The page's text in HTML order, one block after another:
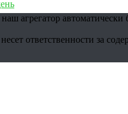
агрегатор автоматически
ответственности за